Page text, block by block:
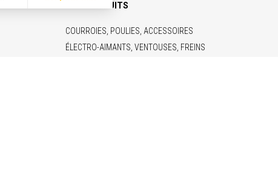
NOS PRODUITS
COURROIES, POULIES, ACCESSOIRES
ÉLECTRO-AIMANTS, VENTOUSES, FREINS